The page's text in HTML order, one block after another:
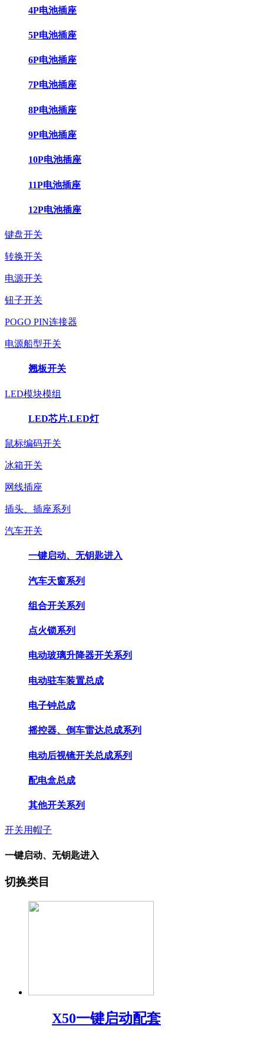
4P电池插座
5P电池插座
6P电池插座
7P电池插座
8P电池插座
9P电池插座
10P电池插座
11P电池插座
12P电池插座
键盘开关
转换开关
电源开关
钮子开关
POGO PIN连接器
电源船型开关
翘板开关
LED模块模组
LED芯片.LED灯
鼠标编码开关
冰箱开关
网线插座
插头、插座系列
汽车开关
一键启动、无钥匙进入
汽车天窗系列
组合开关系列
点火锁系列
电动玻璃升降器开关系列
电动驻车装置总成
电子钟总成
摇控器、倒车雷达总成系列
电动后视镜开关总成系列
配电盒总成
其他开关系列
开关用帽子
一键启动、无钥匙进入
切换类目
X50一键启动配套